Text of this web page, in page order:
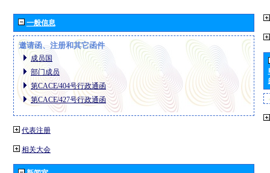
一般信息
邀请函、注册和其它函件
成员国
部门成员
第CACE/404号行政通函
第CACE/427号行政通函
代表注册
相关大会